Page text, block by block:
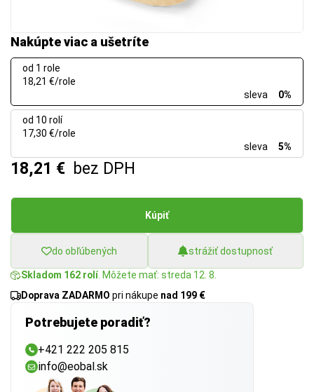
Nakúpte viac a ušetríte
od 1 role
18,21 €/role
sleva
0%
od 10 rolí
17,30 €/role
sleva
5%
18,21 € bez DPH
Kúpiť
do obľúbených strážiť dostupnosť
Skladom 162 rolí. Môžete mať: streda 12. 8.
Doprava ZADARMO pri nákupe nad 199 €
Potrebujete poradiť?
+421 222 205 815
info@eobal.sk